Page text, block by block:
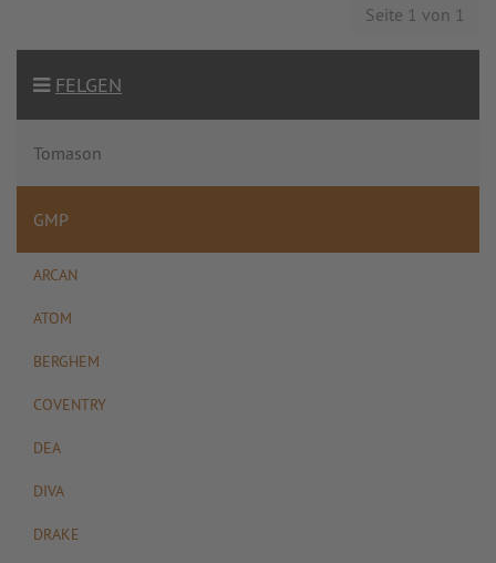
Seite 1 von 1
FELGEN
Tomason
GMP
ARCAN
ATOM
BERGHEM
COVENTRY
DEA
DIVA
DRAKE